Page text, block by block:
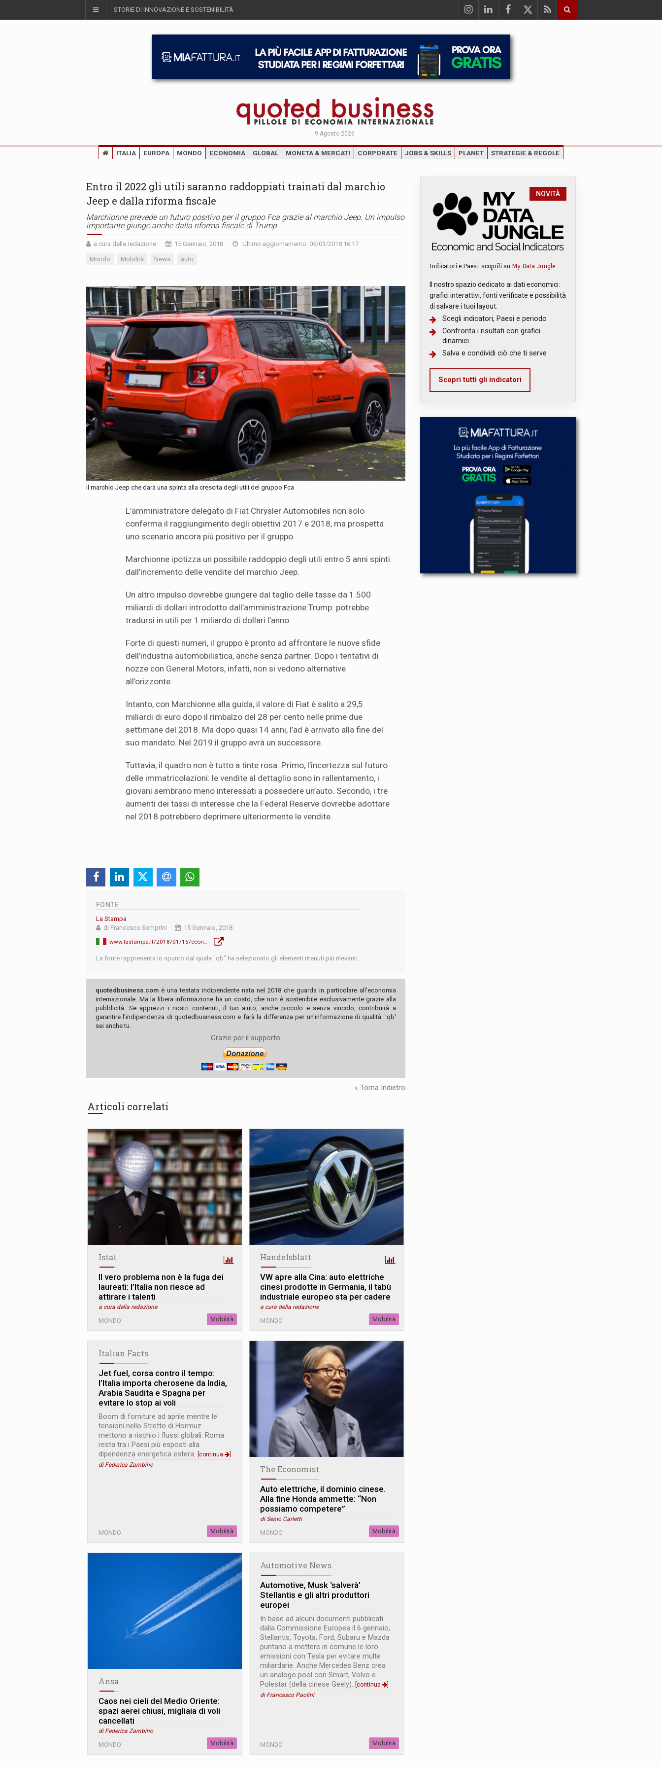
STORIE DI INNOVAZIONE E SOSTENIBILITÀ
9 Agosto 2026
ITALIA EUROPA MONDO ECONOMIA GLOBAL MONETA & MERCATI CORPORATE JOBS & SKILLS PLANET STRATEGIE & REGOLE
Entro il 2022 gli utili saranno raddoppiati trainati dal marchio
Jeep e dalla riforma fiscale
Marchionne prevede un futuro positivo per il gruppo Fca grazie al marchio Jeep. Un impulso
importante giunge anche dalla riforma fiscale di Trump
a cura della redazione 15 Gennaio, 2018 Ultimo aggiornamento: 05/03/2018 16:17
Mondo Mobilità News auto
Il marchio Jeep che darà una spinta alla crescita degli utili del gruppo Fca
L’amministratore delegato di Fiat Chrysler Automobiles non solo
conferma il raggiungimento degli obiettivi 2017 e 2018, ma prospetta
uno scenario ancora più positivo per il gruppo.
Marchionne ipotizza un possibile raddoppio degli utili entro 5 anni spinti
dall’incremento delle vendite del marchio Jeep.
Un altro impulso dovrebbe giungere dal taglio delle tasse da 1.500
miliardi di dollari introdotto dall’amministrazione Trump: potrebbe
tradursi in utili per 1 miliardo di dollari l’anno.
Forte di questi numeri, il gruppo è pronto ad affrontare le nuove sfide
dell’industria automobilistica, anche senza partner. Dopo i tentativi di
nozze con General Motors, infatti, non si vedono alternative
all’orizzonte.
Intanto, con Marchionne alla guida, il valore di Fiat è salito a 29,5
miliardi di euro dopo il rimbalzo del 28 per cento nelle prime due
settimane del 2018. Ma dopo quasi 14 anni, l’ad è arrivato alla fine del
suo mandato. Nel 2019 il gruppo avrà un successore.
Tuttavia, il quadro non è tutto a tinte rosa. Primo, l’incertezza sul futuro
delle immatricolazioni: le vendite al dettaglio sono in rallentamento, i
giovani sembrano meno interessati a possedere un’auto. Secondo, i tre
aumenti dei tassi di interesse che la Federal Reserve dovrebbe adottare
nel 2018 potrebbero deprimere ulteriormente le vendite.
FONTE
La Stampa
di Francesco Semprini
15 Gennaio, 2018
La fonte rappresenta lo spunto dal quale "qb" ha selezionato gli elementi ritenuti più rilevanti.
quotedbusiness.com è una testata indipendente nata nel 2018 che guarda in particolare all'economia
internazionale. Ma la libera informazione ha un costo, che non è sostenibile esclusivamente grazie alla
pubblicità. Se apprezzi i nostri contenuti, il tuo aiuto, anche piccolo e senza vincolo, contribuirà a
garantire l'indipendenza di quotedbusiness.com e farà la differenza per un'informazione di qualità. 'qb'
sei anche tu.
Grazie per il supporto
« Torna Indietro
Articoli correlati
Istat
Il vero problema non è la fuga dei
laureati: l’Italia non riesce ad
attirare i talenti
a cura della redazione
MONDO Mobilità
Handelsblatt
VW apre alla Cina: auto elettriche
cinesi prodotte in Germania, il tabù
industriale europeo sta per cadere
a cura della redazione
MONDO Mobilità
Italian Facts
Jet fuel, corsa contro il tempo:
l’Italia importa cherosene da India,
Arabia Saudita e Spagna per
evitare lo stop ai voli
Boom di forniture ad aprile mentre le
tensioni nello Stretto di Hormuz
mettono a rischio i flussi globali. Roma
resta tra i Paesi più esposti alla
dipendenza energetica estera. [continua
di Federica Zambino
MONDO Mobilità
The Economist
Auto elettriche, il dominio cinese.
Alla fine Honda ammette: “Non
possiamo competere”
di Senio Carletti
MONDO Mobilità
Ansa
Caos nei cieli del Medio Oriente:
spazi aerei chiusi, migliaia di voli
cancellati
di Federica Zambino
MONDO Mobilità
Automotive News
Automotive, Musk ‘salverà’
Stellantis e gli altri produttori
europei
In base ad alcuni documenti pubblicati
dalla Commissione Europea il 6 gennaio,
Stellantis, Toyota, Ford, Subaru e Mazda
puntano a mettere in comune le loro
emissioni con Tesla per evitare multe
miliardarie. Anche Mercedes Benz crea
un analogo pool con Smart, Volvo e
Polestar (della cinese Geely). [continua
di Francesco Paolini
MONDO Mobilità
NOVITÀ
Indicatori e Paesi: scoprili su My Data Jungle
Il nostro spazio dedicato ai dati economici:
grafici interattivi, fonti verificate e possibilità
di salvare i tuoi layout.
Scegli indicatori, Paesi e periodo
Confronta i risultati con grafici
dinamici
Salva e condividi ciò che ti serve
Scopri tutti gli indicatori